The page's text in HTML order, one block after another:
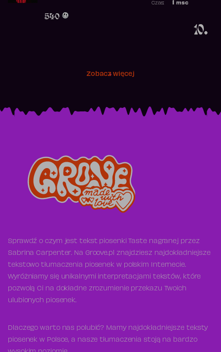
10.
540
msc
Czas:
Zobacz więcej
Sprawdź o czym jest tekst piosenki Taste nagranej przez
Sabrina Carpenter. Na Groove.pl znajdziesz najdokładniejsze
tekstowo tłumaczenia piosenek w polskim Internecie.
Wyróżniamy się unikalnymi interpretacjami tekstów, które
pozwolą Ci na dokładne zrozumienie przekazu Twoich
ulubionych piosenek.
Dlaczego warto nas polubić? Mamy najdokładniejsze teksty
piosenek w Polsce, a nasze tłumaczenia stoją na bardzo